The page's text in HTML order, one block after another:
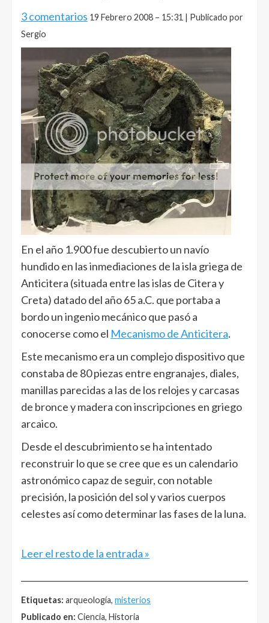
3 comentarios 19 Febrero 2008 – 15:31 | Publicado por
Sergio
En el año 1.900 fue descubierto un navío
hundido en las inmediaciones de la isla griega de
Anticitera (situada entre las islas de Citera y
Creta) datado del año 65 a.C. que portaba a
bordo un ingenio mecánico que pasó a
conocerse como el Mecanismo de Anticitera.
Este mecanismo era un complejo dispositivo que
constaba de 80 piezas entre engranajes, diales,
manillas parecidas a las de los relojes y carcasas
de bronce y madera con inscripciones en griego
arcaico.
Desde el descubrimiento se ha intentado
reconstruir lo que se cree que es un calendario
astronómico capaz de seguir, con notable
precisión, la posición del sol y varios cuerpos
celestes así como determinar las fases de la luna.
Leer el resto de la entrada »
Etiquetas: arqueología, misterios
Publicado en: Ciencia, Historia